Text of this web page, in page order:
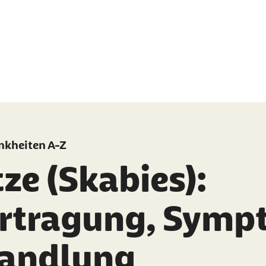
A-Z
(Skabies):